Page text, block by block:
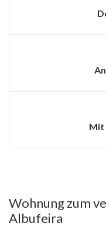
Mit
Wohnung zum
Albufeira